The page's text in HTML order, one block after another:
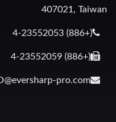
407021, Taiwan
(+886) 4-23552053
(+886) 4-23552059
pro.com